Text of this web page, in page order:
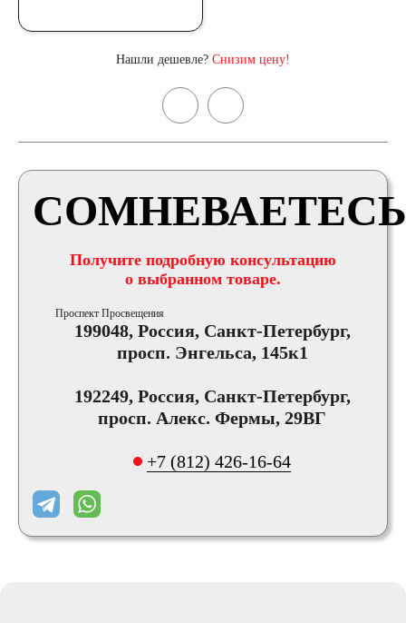
Нашли дешевле? Снизим цену!
Получите подробную консультацию
о выбранном товаре.
Проспект Просвещения
199048, Россия, Санкт-Петербург,
просп. Энгельса, 145к1
192249, Россия, Санкт-Петербург,
просп. Алекс. Фермы, 29ВГ
+7 (812) 426-16-64